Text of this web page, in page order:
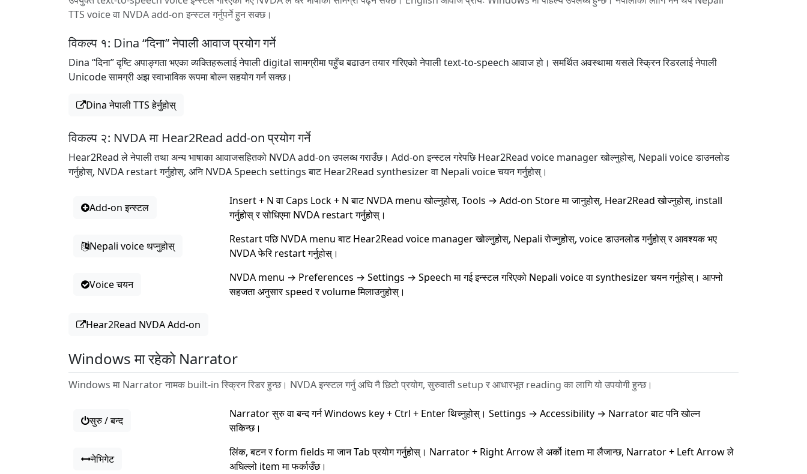
TTS voice वा NVDA add-on इन्स्टल गर्नुपर्ने हुन सक्छ।
विकल्प १: Dina “दिना” नेपाली आवाज प्रयोग गर्ने
Dina “दिना” दृष्टि अपाङ्गता भएका व्यक्तिहरूलाई नेपाली digital सामग्रीमा पहुँच बढाउन तयार गरिएको नेपाली text-to-speech आवाज हो। समर्थित अवस्थामा यसले स्क्रिन रिडरलाई नेपाली
Unicode सामग्री अझ स्वाभाविक रूपमा बोल्न सहयोग गर्न सक्छ।
Dina नेपाली TTS हेर्नुहोस्
विकल्प २: NVDA मा Hear2Read add-on प्रयोग गर्ने
Hear2Read ले नेपाली तथा अन्य भाषाका आवाजसहितको NVDA add-on उपलब्ध गराउँछ। Add-on इन्स्टल गरेपछि Hear2Read voice manager खोल्नुहोस्, Nepali voice डाउनलोड
गर्नुहोस्, NVDA restart गर्नुहोस्, अनि NVDA Speech settings बाट Hear2Read synthesizer वा Nepali voice चयन गर्नुहोस्।
Add-on इन्स्टल
Insert + N वा Caps Lock + N बाट NVDA menu खोल्नुहोस्, Tools → Add-on Store मा जानुहोस्, Hear2Read खोज्नुहोस्, install
गर्नुहोस् र सोधिएमा NVDA restart गर्नुहोस्।
Nepali voice थप्नुहोस्
Restart पछि NVDA menu बाट Hear2Read voice manager खोल्नुहोस्, Nepali रोज्नुहोस्, voice डाउनलोड गर्नुहोस् र आवश्यक भए
NVDA फेरि restart गर्नुहोस्।
Voice चयन
NVDA menu → Preferences → Settings → Speech मा गई इन्स्टल गरिएको Nepali voice वा synthesizer चयन गर्नुहोस्। आफ्नो
सहजता अनुसार speed र volume मिलाउनुहोस्।
Hear2Read NVDA Add-on
Windows मा रहेको Narrator
Windows मा Narrator नामक built-in स्क्रिन रिडर हुन्छ। NVDA इन्स्टल गर्नु अघि नै छिटो प्रयोग, सुरुवाती setup र आधारभूत reading का लागि यो उपयोगी हुन्छ।
सुरु / बन्द
Narrator सुरु वा बन्द गर्न Windows key + Ctrl + Enter थिच्नुहोस्। Settings → Accessibility → Narrator बाट पनि खोल्न
सकिन्छ।
नेभिगेट
लिंक, बटन र form fields मा जान Tab प्रयोग गर्नुहोस्। Narrator + Right Arrow ले अर्को item मा लैजान्छ, Narrator + Left Arrow ले
अघिल्लो item मा फर्काउँछ।